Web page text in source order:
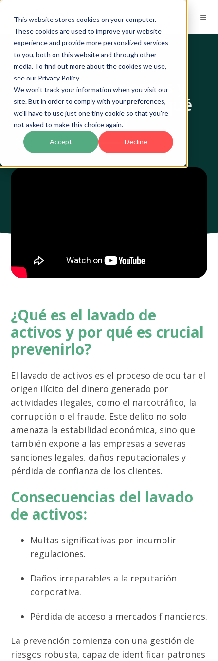
This website stores cookies on your computer.
These cookies are used to improve your website
experience and provide more personalized services
to you, both on this website and through other
media. To find out more about the cookies we use,
see our Privacy Policy.
We won't track your information when you visit our
site. But in order to comply with your preferences,
we'll have to use just one tiny cookie so that you're
not asked to make this choice again.
Accept Decline
Video | Webinar
Gestión de riesgos y
lavado de activos: qué
saber
¿Qué es el lavado de
activos y por qué es crucial
prevenirlo?
El lavado de activos es el proceso de ocultar el
origen ilícito del dinero generado por
actividades ilegales, como el narcotráfico, la
corrupción o el fraude. Este delito no solo
amenaza la estabilidad económica, sino que
también expone a las empresas a severas
sanciones legales, daños reputacionales y
pérdida de confianza de los clientes.
Consecuencias del lavado
de activos:
Multas significativas por incumplir
regulaciones.
Daños irreparables a la reputación
corporativa.
Pérdida de acceso a mercados financieros.
La prevención comienza con una gestión de
riesgos robusta, capaz de identificar patrones